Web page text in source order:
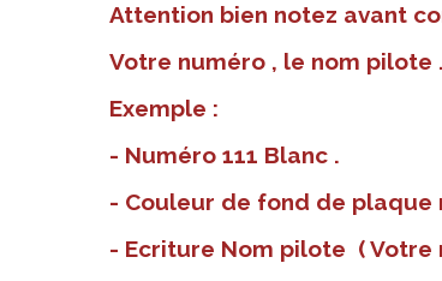
Attention bien notez avant
Votre numéro , le nom pilote .
Exemple :
- Numéro 111 Blanc .
- Couleur de fond de plaque
- Ecriture Nom pilote ( Votre